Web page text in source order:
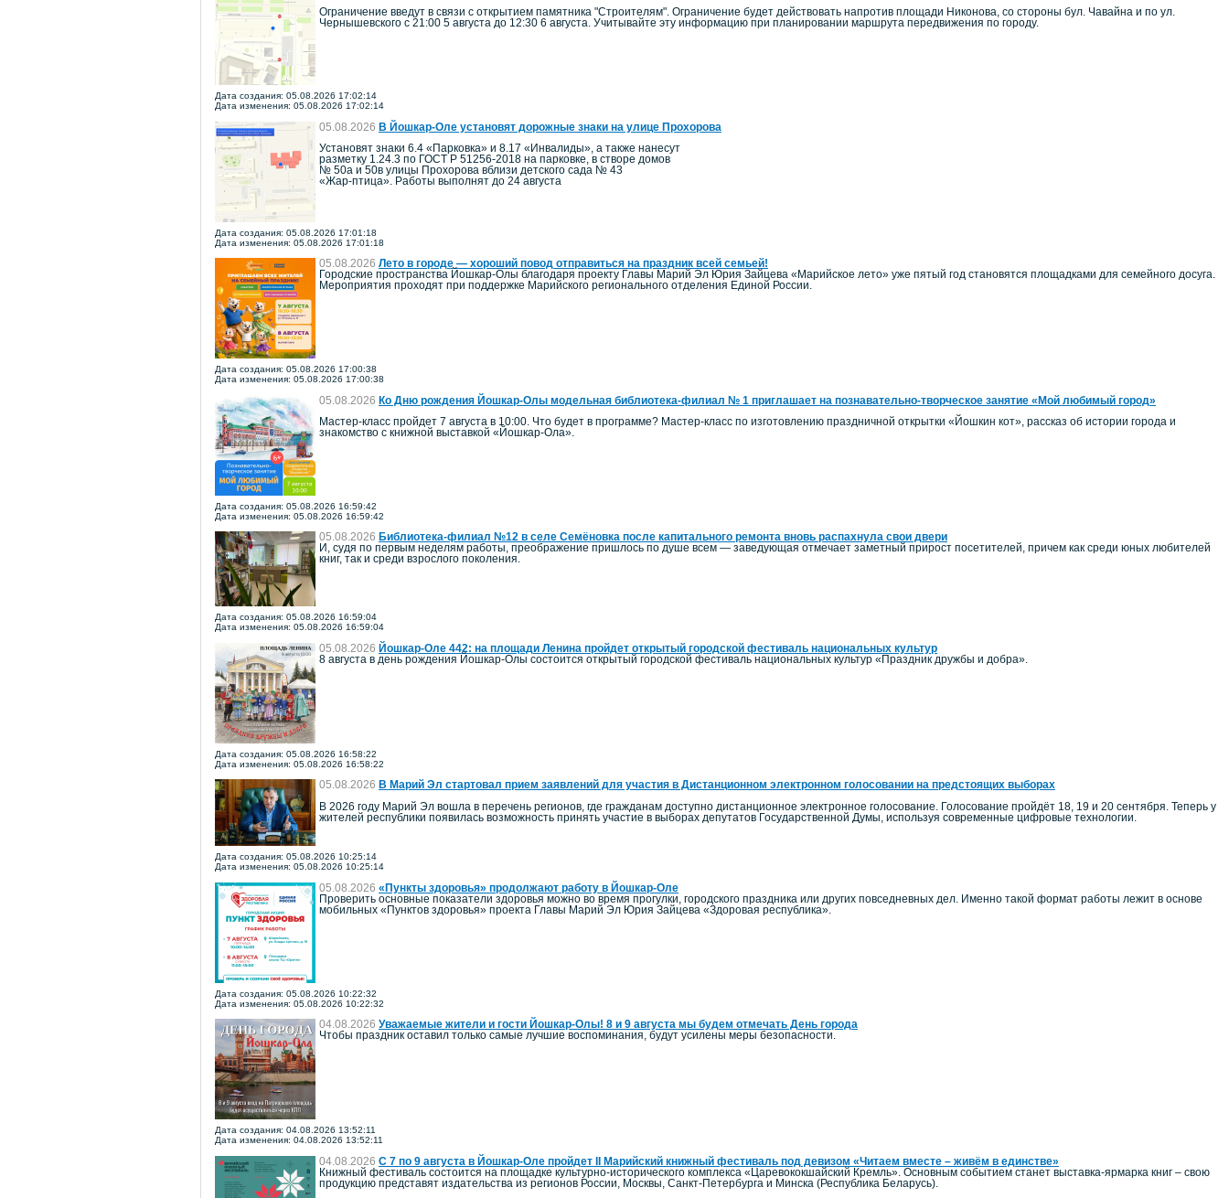
Ограничение введут в связи с открытием памятника "Строителям". Ограничение будет действовать напротив площади Никонова, со стороны бул. Чавайна и по ул.
Чернышевского с 21:00 5 августа до 12:30 6 августа. Учитывайте эту информацию при планировании маршрута передвижения по городу.
Дата создания: 05.08.2026 17:02:14
Дата изменения: 05.08.2026 17:02:14
05.08.2026 В Йошкар-Оле установят дорожные знаки на улице Прохорова
Установят знаки 6.4 «Парковка» и 8.17 «Инвалиды», а также нанесут
разметку 1.24.3 по ГОСТ Р 51256-2018 на парковке, в створе домов
№ 50а и 50в улицы Прохорова вблизи детского сада № 43
«Жар-птица». Работы выполнят до 24 августа
Дата создания: 05.08.2026 17:01:18
Дата изменения: 05.08.2026 17:01:18
05.08.2026 Лето в городе — хороший повод отправиться на праздник всей семьей!
Городские пространства Йошкар-Олы благодаря проекту Главы Марий Эл Юрия Зайцева «Марийское лето» уже пятый год становятся площадками для семейного досуга.
Мероприятия проходят при поддержке Марийского регионального отделения Единой России.
Дата создания: 05.08.2026 17:00:38
Дата изменения: 05.08.2026 17:00:38
05.08.2026 Ко Дню рождения Йошкар-Олы модельная библиотека-филиал № 1 приглашает на познавательно-творческое занятие «Мой любимый город»
Мастер-класс пройдет 7 августа в 10:00. Что будет в программе? Мастер-класс по изготовлению праздничной открытки «Йошкин кот», рассказ об истории города и
знакомство с книжной выставкой «Йошкар-Ола».
Дата создания: 05.08.2026 16:59:42
Дата изменения: 05.08.2026 16:59:42
05.08.2026 Библиотека-филиал №12 в селе Семёновка после капитального ремонта вновь распахнула свои двери
И, судя по первым неделям работы, преображение пришлось по душе всем — заведующая отмечает заметный прирост посетителей, причем как среди юных любителей
книг, так и среди взрослого поколения.
Дата создания: 05.08.2026 16:59:04
Дата изменения: 05.08.2026 16:59:04
05.08.2026 Йошкар-Оле 442: на площади Ленина пройдет открытый городской фестиваль национальных культур
8 августа в день рождения Йошкар-Олы состоится открытый городской фестиваль национальных культур «Праздник дружбы и добра».
Дата создания: 05.08.2026 16:58:22
Дата изменения: 05.08.2026 16:58:22
05.08.2026 В Марий Эл стартовал прием заявлений для участия в Дистанционном электронном голосовании на предстоящих выборах
В 2026 году Марий Эл вошла в перечень регионов, где гражданам доступно дистанционное электронное голосование. Голосование пройдёт 18, 19 и 20 сентября. Теперь у
жителей республики появилась возможность принять участие в выборах депутатов Государственной Думы, используя современные цифровые технологии.
Дата создания: 05.08.2026 10:25:14
Дата изменения: 05.08.2026 10:25:14
05.08.2026 «Пункты здоровья» продолжают работу в Йошкар-Оле
Проверить основные показатели здоровья можно во время прогулки, городского праздника или других повседневных дел. Именно такой формат работы лежит в основе
мобильных «Пунктов здоровья» проекта Главы Марий Эл Юрия Зайцева «Здоровая республика».
Дата создания: 05.08.2026 10:22:32
Дата изменения: 05.08.2026 10:22:32
04.08.2026 Уважаемые жители и гости Йошкар-Олы! 8 и 9 августа мы будем отмечать День города
Чтобы праздник оставил только самые лучшие воспоминания, будут усилены меры безопасности.
Дата создания: 04.08.2026 13:52:11
Дата изменения: 04.08.2026 13:52:11
04.08.2026 С 7 по 9 августа в Йошкар-Оле пройдет II Марийский книжный фестиваль под девизом «Читаем вместе – живём в единстве»
Книжный фестиваль состоится на площадке культурно-исторического комплекса «Царевококшайский Кремль». Основным событием станет выставка-ярмарка книг – свою
продукцию представят издательства из регионов России, Москвы, Санкт-Петербурга и Минска (Республика Беларусь).